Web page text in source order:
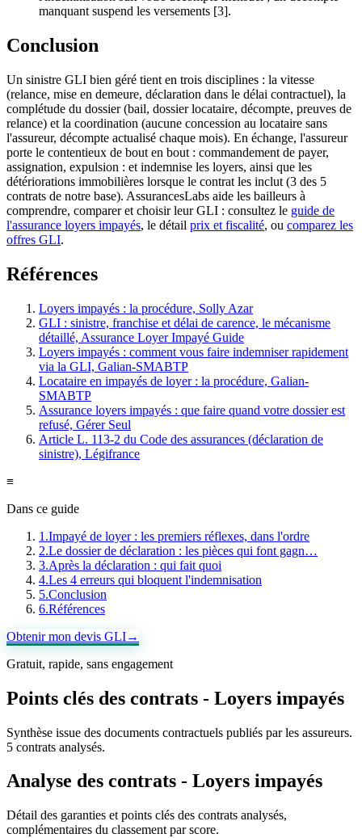
manquant suspend les versements [3].
Conclusion
Un sinistre GLI bien géré tient en trois disciplines : la vitesse
(relance, mise en demeure, déclaration dans le délai contractuel), la
complétude du dossier (bail, dossier locataire, décompte, preuves de
relance) et la coordination (aucune concession au locataire sans
l'assureur, décompte actualisé chaque mois). En échange, l'assureur
porte le contentieux de bout en bout : commandement de payer,
assignation, expulsion : et indemnise les loyers, ainsi que les
détériorations immobilières lorsque le contrat les inclut (3 des 5
contrats de notre base). AssurancesLabs aide les bailleurs à
comprendre, comparer et choisir leur GLI : consultez le guide de
l'assurance loyers impayés, le détail prix et fiscalité, ou comparez les
offres GLI.
Références
Loyers impayés : la procédure, Solly Azar
GLI : sinistre, franchise et délai de carence, le mécanisme
détaillé, Assurance Loyer Impayé Guide
Loyers impayés : comment vous faire indemniser rapidement
via la GLI, Galian-SMABTP
Locataire en impayés de loyer : la procédure, Galian-
SMABTP
Assurance loyers impayés : que faire quand votre dossier est
refusé, Gérer Seul
Article L. 113-2 du Code des assurances (déclaration de
sinistre), Légifrance
≡
Dans ce guide
1 .Impayé de loyer : les premiers réflexes, dans l'ordre
2.Le dossier de déclaration : les pièces qui font gagn…
3.Après la déclaration : qui fait quoi
4.Les 4 erreurs qui bloquent l'indemnisation
5.Conclusion
6.Références
Obtenir mon devis GLI→
Gratuit, rapide, sans engagement
Points clés des contrats - Loyers impayés
Synthèse issue des documents contractuels publiés par les assureurs.
5 contrats analysés.
Analyse des contrats - Loyers impayés
Détail des garanties et points clés des contrats analysés,
complémentaires du classement par score.